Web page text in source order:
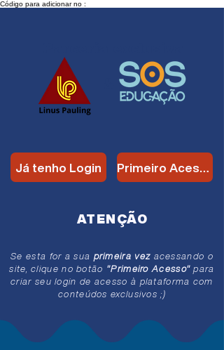
Código para adicionar no :
Já tenho Login Primeiro Acesso
ATENÇÃO
Se esta for a sua primeira vez acessando o
site, clique no botão "Primeiro Acesso" para
criar seu login de acesso à plataforma com
conteúdos exclusivos ;)